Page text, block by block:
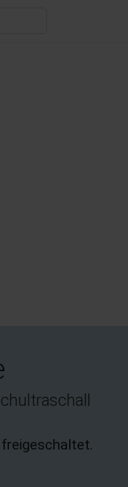
freigeschaltet.